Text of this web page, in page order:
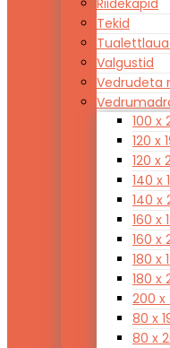
Riidekapid
Tekid
Valgustid
Vedrudeta
100 x
120 x
120 x
140 x
140 x
160 x
160 x
180 x
180 x
200 x
80 x
80 x